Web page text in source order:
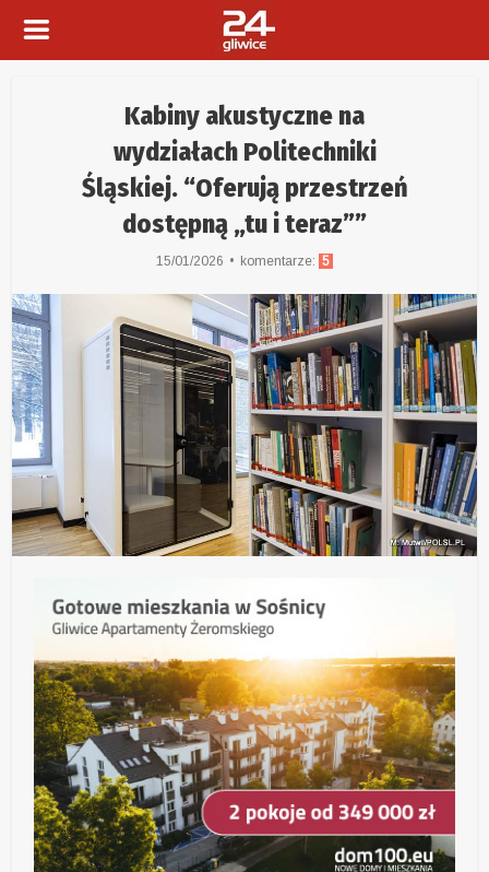
Kabiny akustyczne na
wydziałach Politechniki
Śląskiej. “Oferują przestrzeń
dostępną „tu i teraz””
15/01/2026 komentarze: 5